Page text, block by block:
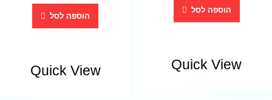
הוספה לסל
Quick View
הוספה לסל
Quick View